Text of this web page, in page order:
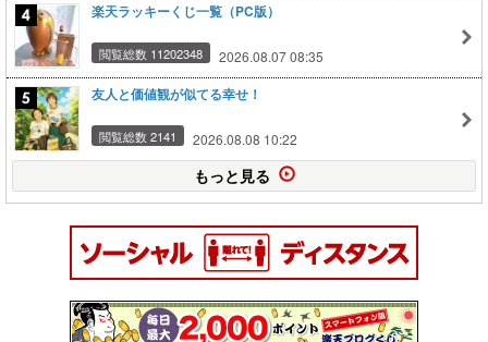
楽天ラッキーくじ一覧（PC版）
閲覧総数 11202348 2026.08.07 08:35
友人と価値観が似てる幸せ！
閲覧総数 2141 2026.08.08 10:22
もっと見る